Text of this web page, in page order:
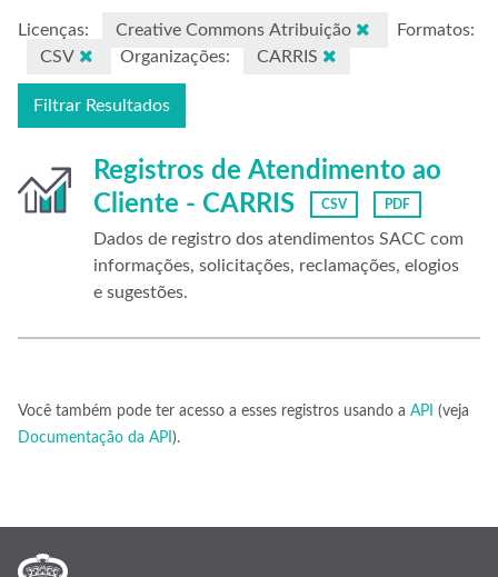
Licenças: Creative Commons Atribuição
Formatos:
CSV
Organizações: CARRIS
Filtrar Resultados
Registros de Atendimento ao
Cliente - CARRIS
CSV PDF
Dados de registro dos atendimentos SACC com
informações, solicitações, reclamações, elogios
e sugestões.
Você também pode ter acesso a esses registros usando a API (veja
Documentação da API ).